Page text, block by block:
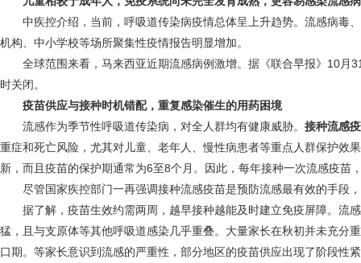
中疾控介绍，当前，呼吸道传染病疫情总体呈上升趋势。流感病毒
机构、中小学校等场所聚集性疫情报告明显增加。
全球范围来看，马来西亚近期流感病例激增。据《联合早报》10月
时关闭。
疫苗供应与接种时机错配，重复感染催生的用药困境
流感作为季节性呼吸道传染病，对全人群均有健康威胁。 接种流感
重症和死亡风险，尤其对儿童、老年人、慢性病患者等重点人群保护效
新，而且疫苗的保护期通常为6至8个月。因此，每年接种一次流感疫苗
尽管国家疾控部门一再强调接种流感疫苗是预防流感最有效的手段，
据了解，疫苗生效约需两周，越早接种越能及时建立免疫屏障。流
猛，且与支原体等其他呼吸道感染几乎重叠。大量家长在秋初并未充分
口期。等家长意识到流感的严重性，部分地区的疫苗供应出现了阶段性